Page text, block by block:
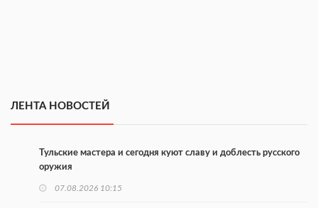
ЛЕНТА НОВОСТЕЙ
Тульские мастера и сегодня куют славу и доблесть русского
оружия
07.08.2026 10:15